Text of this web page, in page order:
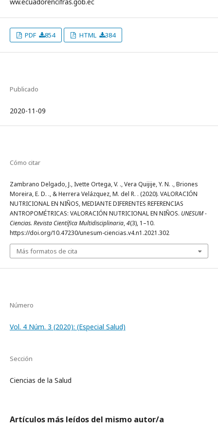
PDF 854 HTML 384
Publicado
2020-11-09
Cómo citar
Zambrano Delgado, J., Ivette Ortega, V. ., Vera Quijije, Y. N. ., Briones
Moreira, E. D. ., & Herrera Velázquez, M. del R. . (2020). VALORACIÓN
NUTRICIONAL EN NIÑOS, MEDIANTE DIFERENTES REFERENCIAS
ANTROPOMÉTRICAS: VALORACIÓN NUTRICIONAL EN NIÑOS. UNESUM -
Ciencias. Revista Científica Multidisciplinaria,4(3), 1–10.
https://doi.org/10.47230/unesum-ciencias.v4.n1.2021.302
Más formatos de cita
Número
Vol. 4 Núm. 3 (2020): (Especial Salud)
Sección
Ciencias de la Salud
Artículos más leídos del mismo autor/a